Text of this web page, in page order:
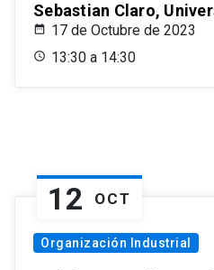
Sebastian Claro,
17 de Octubre de 2023
13:30 a 14:30
12 OCT
Organización Industrial